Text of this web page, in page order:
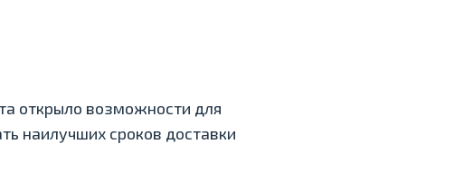
открыло возможности для
наилучших сроков доставки